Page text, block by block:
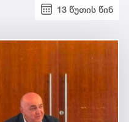
13 წუთის წინ